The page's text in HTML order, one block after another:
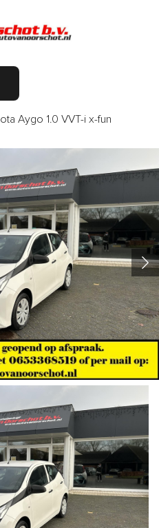
Aygo 1.0 VVT-i x-fun